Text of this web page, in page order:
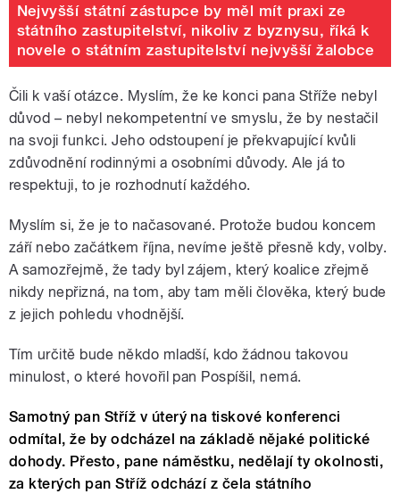
Nejvyšší státní zástupce by měl mít praxi ze
státního zastupitelství, nikoliv z byznysu, říká k
novele o státním zastupitelství nejvyšší žalobce
Čili k vaší otázce. Myslím, že ke konci pana Stříže nebyl
důvod – nebyl nekompetentníve smyslu, že by nestačil
na svoji funkci. Jeho odstoupení je překvapující kvůli
zdůvodnění rodinnými a osobními důvody. Ale já to
respektuji, to je rozhodnutí každého.
Myslím si, že je to načasované. Protože budou koncem
září nebo začátkem října, nevíme ještě přesně kdy, volby.
A samozřejmě, že tady byl zájem, který koalice zřejmě
nikdy nepřizná, na tom, aby tam měli člověka, který bude
z jejich pohledu vhodnější.
Tím určitě bude někdo mladší, kdo žádnou takovou
minulost, o které hovořil pan Pospíšil, nemá.
Samotný pan Stříž v úterý na tiskové konferenci
odmítal, že by odcházel na základě nějaké politické
dohody. Přesto, pane náměstku, nedělají ty okolnosti,
za kterých pan Stříž odchází z čela státního